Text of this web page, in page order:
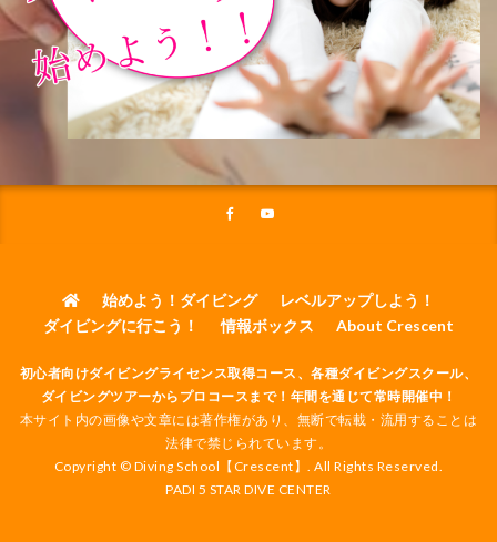
始めよう！ダイビング
レベルアップしよう！
ダイビングに行こう！
情報ボックス About Crescent
初心者向けダイビングライセンス取得コース、各種ダイビングスクール、
ダイビングツアーからプロコースまで！年間を通じて常時開催中！
本サイト内の画像や文章には著作権があり、無断で転載・流用することは
法律で禁じられています。
Copyright © Diving School【Crescent】. All Rights Reserved.
PADI 5 STAR DIVE CENTER